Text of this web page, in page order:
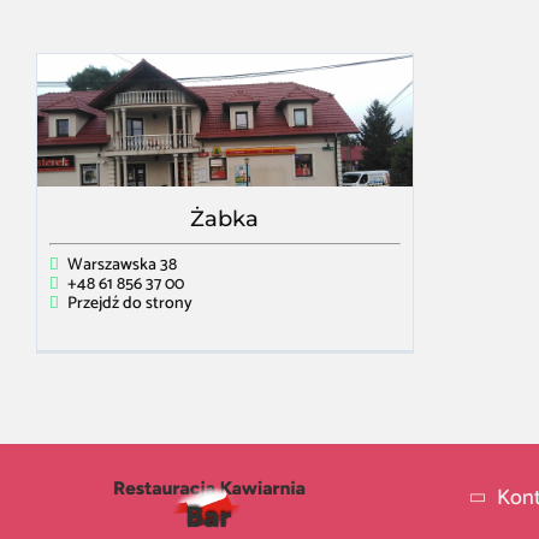
Żabka
Warszawska 38
+48 61 856 37 00
Przejdź do strony